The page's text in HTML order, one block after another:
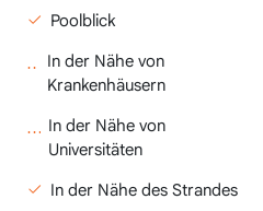
Poolblick
In der Nähe von
Krankenhäusern
In der Nähe von
Universitäten
In der Nähe des Strandes